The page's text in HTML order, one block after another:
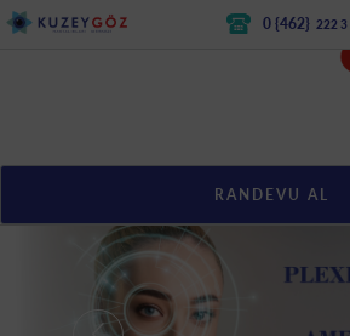
0 {462} 222 3
RANDEVU AL